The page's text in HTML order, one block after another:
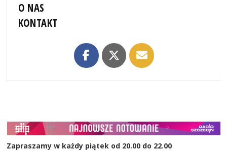
O NAS
KONTAKT
Zapraszamy w każdy piątek od 20.00 do 22.00